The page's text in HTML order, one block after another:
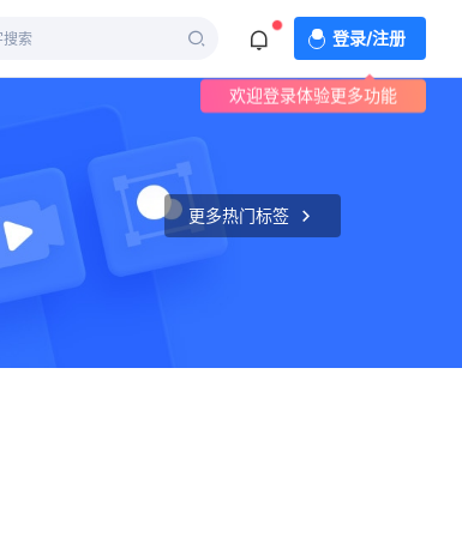
登录/注册
欢迎登录体验更多功能
更多热门标签